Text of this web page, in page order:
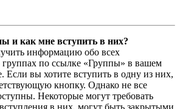
и как мне вступить в них?
информацию обо всех
по ссылке «Группы» в вашем
Если вы хотите вступить в одну из них,
кнопку. Однако не все
Некоторые могут требовать